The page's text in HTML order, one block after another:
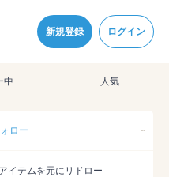
新規登録 ログイン
イパシーポリシーを改定しました。
をクリックします
らに快適に！
中 人気
ロー --
イテムを元にリドロー --